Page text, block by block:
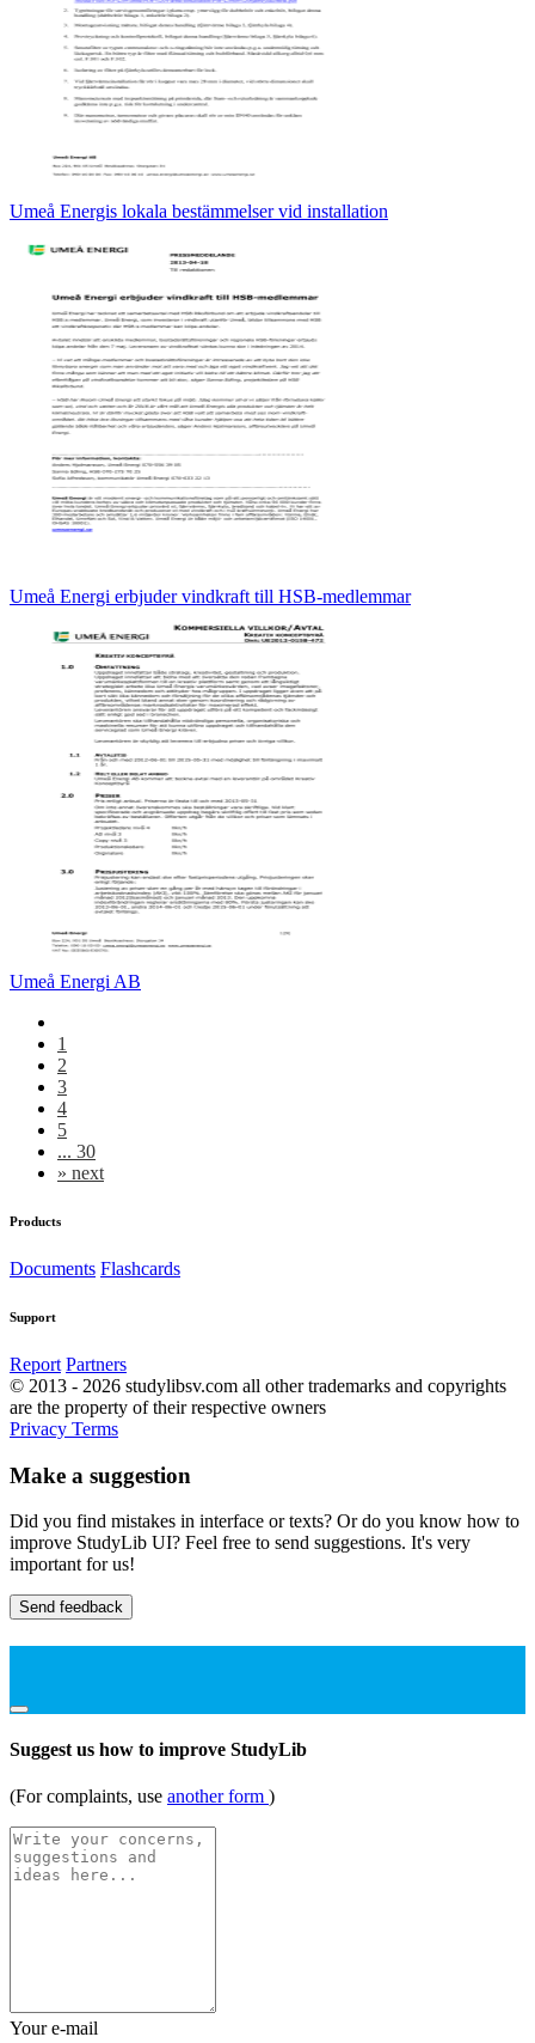
Umeå Energis lokala bestämmelser vid installation
Umeå Energi erbjuder vindkraft till HSB-medlemmar
Umeå Energi AB
1
2
3
4
5
... 30
» next
Products
Documents Flashcards
Support
Report Partners
© 2013 - 2026 studylibsv.com all other trademarks and copyrights
are the property of their respective owners
Privacy Terms
Make a suggestion
Did you find mistakes in interface or texts? Or do you know how to
improve StudyLib UI? Feel free to send suggestions. It's very
important for us!
Send feedback
Suggest us how to improve StudyLib
(For complaints, use another form )
Your e-mail